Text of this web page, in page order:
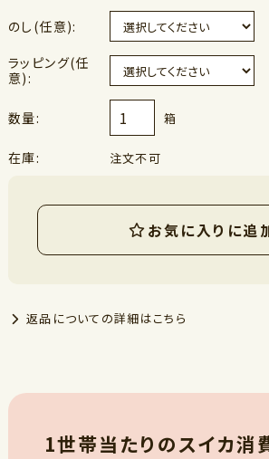
のし(任意):
ラッピング(任
意):
数量: 箱
在庫: 注文不可
お気に入りに追
返品についての詳細はこちら
1世帯当たりのスイカ消